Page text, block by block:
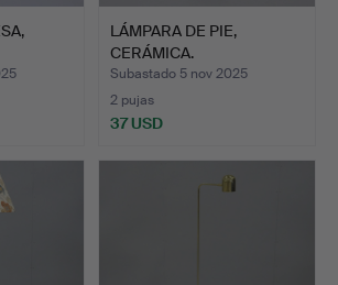
LÁMPARA DE PIE,
CERÁMICA.
Subastado 5 nov 2025
2 pujas
37 USD